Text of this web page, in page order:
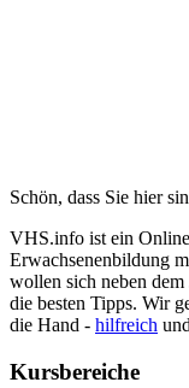
Schön, dass Sie hier
VHS.info ist ein
Erwachsenenbildung
wollen sich neben
die besten Tipps. Wir
die Hand - hilfreich
Kursbereiche